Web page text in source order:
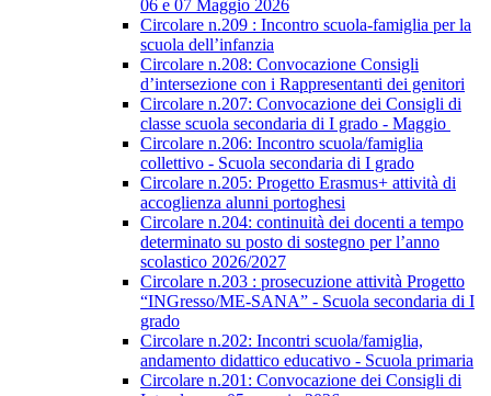
06 e 07 Maggio 2026
Circolare n.209 : Incontro scuola-famiglia per la
scuola dell’infanzia
Circolare n.208: Convocazione Consigli
d’intersezione con i Rappresentanti dei genitori
Circolare n.207: Convocazione dei Consigli di
classe scuola secondaria di I grado - Maggio
Circolare n.206: Incontro scuola/famiglia
collettivo - Scuola secondaria di I grado
Circolare n.205: Progetto Erasmus+ attività di
accoglienza alunni portoghesi
Circolare n.204: continuità dei docenti a tempo
determinato su posto di sostegno per l’anno
scolastico 2026/2027
Circolare n.203 : prosecuzione attività Progetto
“INGresso/ME-SANA” - Scuola secondaria di I
grado
Circolare n.202: Incontri scuola/famiglia,
andamento didattico educativo - Scuola primaria
Circolare n.201: Convocazione dei Consigli di